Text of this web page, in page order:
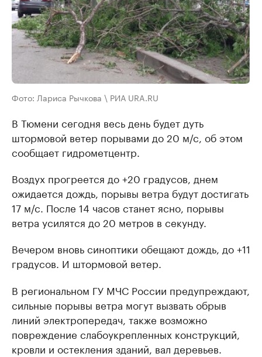
Фото: Лариса Рычкова \ РИА URA.RU
В Тюмени сегодня весь день будет дуть
штормовой ветер порывами до 20 м/с, об этом
сообщает гидрометцентр.
Воздух прогреется до +20 градусов, днем
ожидается дождь, порывы ветра будут достигать
17 м/с. После 14 часов станет ясно, порывы
ветра усилятся до 20 метров в секунду.
Вечером вновь синоптики обещают дождь, до +11
градусов. И штормовой ветер.
В региональном ГУ МЧС России предупреждают,
сильные порывы ветра могут вызвать обрыв
линий электропередач, также возможно
повреждение слабоукрепленных конструкций,
кровли и остекления зданий, вал деревьев.